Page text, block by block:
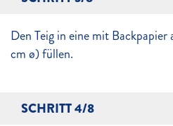
Den Teig in eine mit
cm ø) füllen.
SCHRITT 4/8